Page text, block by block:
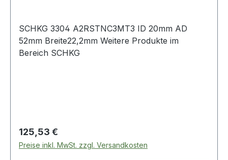
SCHKG 3304 A2RSTNC3MT3 ID 20mm AD
52mm Breite22,2mm Weitere Produkte im
Bereich SCHKG
Regulärer Preis:
125,53 €
Preise inkl. MwSt. zzgl. Versandkosten